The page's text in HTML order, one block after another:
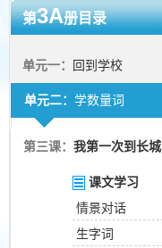
第3A册目录
单元一： 回到学校
单元二： 学数量词
第三课： 我第一次到长城
课文学习
情景对话
生字词